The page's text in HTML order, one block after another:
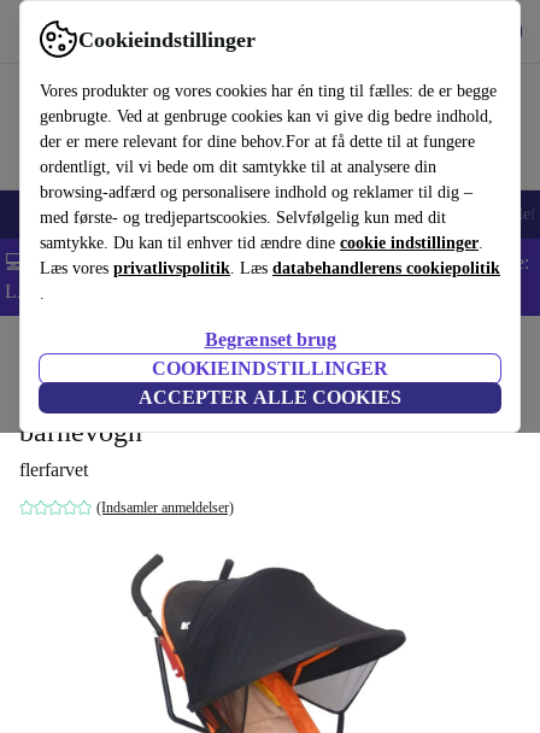
Cookieindstillinger
Vores produkter og vores cookies har én ting til fælles: de er begge
genbrugte. Ved at genbruge cookies kan vi give dig bedre indhold,
der er mere relevant for dine behov.For at få dette til at fungere
ordentligt, vil vi bede om dit samtykke til at analysere din
browsing-adfærd og personalisere indhold og reklamer til dig –
med første- og tredjepartscookies. Selvfølgelig kun med dit
samtykke. Du kan til enhver tid ændre dine cookie indstillinger.
Læs vores privatlivspolitik. Læs databehandlerens cookiepolitik
.
Begrænset brug
COOKIEINDSTILLINGER
ACCEPTER ALLE COOKIES
Brug refurbed hurtigt og nemt
Smartphones Bærbare Tablets Smartwatches Tilbehør
💻 Ekstra 5% rabat på alle MacBooks og bærbare computere - Kode:
LAPTOP5 -
Barnevogne & Klapvogne
Bayinbrook universel solbeskyttelse
barnevogn
flerfarvet
(Indsamler anmeldelser)